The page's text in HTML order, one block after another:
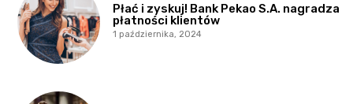
Płać i zyskuj! Bank Pekao S.A. nagradza
płatności klientów
1 października, 2024